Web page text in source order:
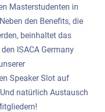
Masterstudenten in
den Benefits, die
beinhaltet das
ISACA Germany
Speaker Slot auf
natürlich Austausch